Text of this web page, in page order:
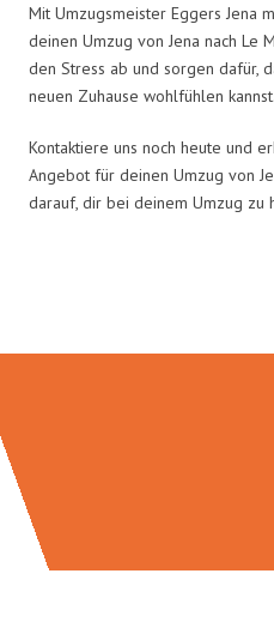
Mit Umzugsmeister Eggers Jena
deinen Umzug von Jena nach Le
den Stress ab und sorgen dafür,
neuen Zuhause wohlfühlen kannst.
Kontaktiere uns noch heute und
Angebot für deinen Umzug von
darauf, dir bei deinem Umzug zu